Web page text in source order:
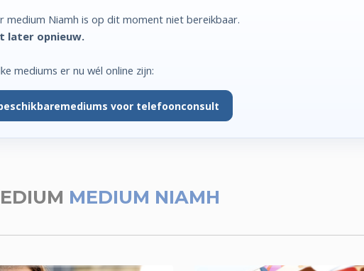
medium Niamh is op dit moment niet bereikbaar.
later opnieuw.
mediums er nu wél online zijn:
mediums voor telefoonconsult
MEDIUM NIAMH